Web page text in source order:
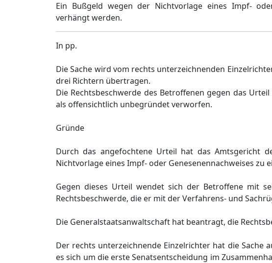
Ein Bußgeld wegen der Nichtvorlage eines Impf-
verhängt werden.
In pp.
Die Sache wird vom rechts unterzeichnenden
drei Richtern übertragen.
Die Rechtsbeschwerde des Betroffenen gegen das
als offensichtlich unbegründet verworfen.
Gründe
Durch das angefochtene Urteil hat das Amtsgericht
Nichtvorlage eines Impf- oder Genesenennachweises zu
Gegen dieses Urteil wendet sich der Betroffene mit
Rechtsbeschwerde, die er mit der Verfahrens- und
Die Generalstaatsanwaltschaft hat beantragt, die
Der rechts unterzeichnende Einzelrichter hat die Sache
es sich um die erste Senatsentscheidung im